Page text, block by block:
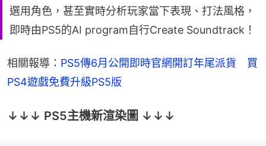
選用角色，甚至實時分析玩家當下表現、打法風格，
即時由PS5的AI program自行Create Soundtrack！
相關報導： PS5傳6月公開即時官網開訂年尾派貨　買
PS4遊戲免費升級PS5版
↓↓↓ PS5主機新渲染圖 ↓↓↓